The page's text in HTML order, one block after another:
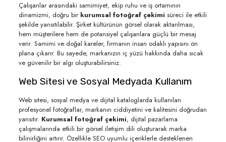
Çalışanlar arasındaki samimiyet, ekip ruhu ve iş ortamının
dinamizmi, doğru bir kurumsal fotoğraf çekimi süreci ile etkili
şekilde yansıtılabilir. Şirket kültürünün görsel olarak aktarılması,
hem müşterilere hem de potansiyel çalışanlara güçlü bir mesaj
verir. Samimi ve doğal kareler, firmanın insan odaklı yapısını ön
plana çıkarır. Bu sayede, markanızın iç yüzü hakkında daha sıcak
ve güvenilir bir algı oluşturabilirsiniz.
Web Sitesi ve Sosyal Medyada Kullanım
Web sitesi, sosyal medya ve dijital kataloglarda kullanılan
profesyonel fotoğraflar, markanın ciddiyetini ve kalitesini doğrudan
yansıtır. Kurumsal fotoğraf çekimi, dijital pazarlama
çalışmalarında etkili bir görsel iletişim dili oluşturarak marka
bilinirliğini artırır. Özellikle SEO uyumlu içeriklerle desteklenen